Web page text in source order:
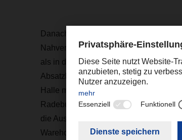
Danach folgten Intensivblöcke in
Nahverkehr in Langenau bei Ulm,
als in der großen Niederlassung das
Absatzlogistik gesteuert wird,
Halle musste wegen des Corona-
Radeburg bei Dresden wertvolle
die Ausbildungsstationen in
Warehouse.